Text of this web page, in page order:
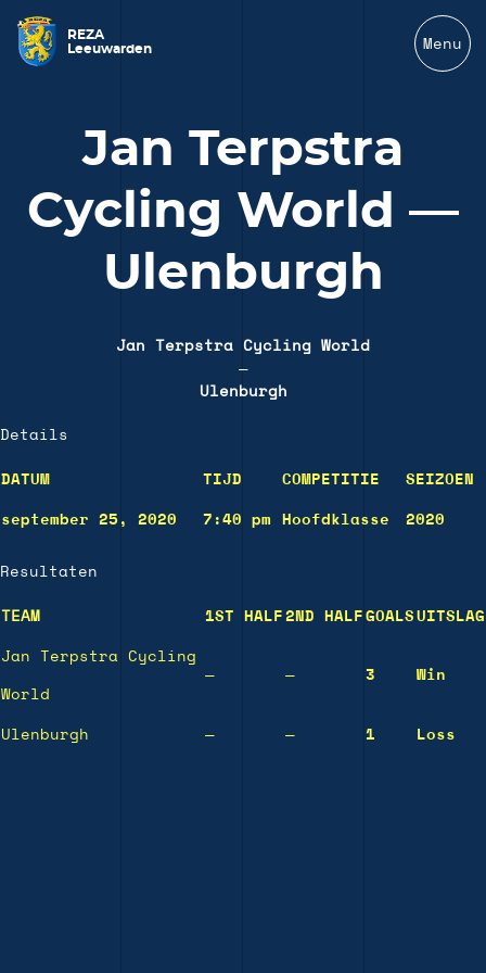
REZA
Leeuwarden
Menu
Jan Terpstra
Cycling World —
Ulenburgh
Jan Terpstra Cycling World
—
Ulenburgh
Details
DATUM TIJD COMPETITIE SEIZOEN
september 25, 2020 7:40 pm Hoofdklasse 2020
Resultaten
TEAM 1ST HALF 2ND HALF GOALS UITSLAG
Jan Terpstra Cycling
World
— — 3 Win
Ulenburgh — — 1 Loss